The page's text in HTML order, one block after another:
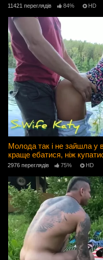
11421 переглядів 84% HD
Молода так і не зайшла у
краще ебатися, ніж
2976 переглядів 75% HD